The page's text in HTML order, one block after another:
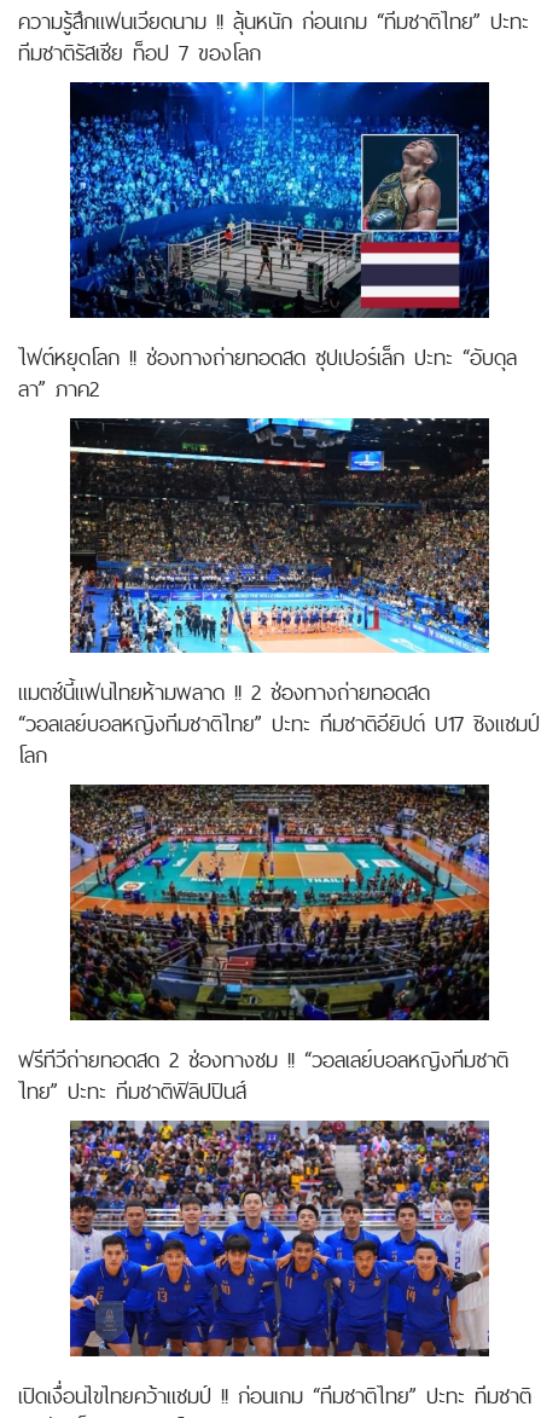
ความรู้สึกแฟนเวียดนาม !! ลุ้นหนัก ก่อนเกม “ทีมชาติไทย” ปะทะ
ทีมชาติรัสเซีย ท็อป 7 ของโลก
ไฟต์หยุดโลก !! ช่องทางถ่ายทอดสด ซุปเปอร์เล็ก ปะทะ “อับดุล
ลา” ภาค2
แมตช์นี้แฟนไทยห้ามพลาด !! 2 ช่องทางถ่ายทอดสด
“วอลเลย์บอลหญิงทีมชาติไทย” ปะทะ ทีมชาติอียิปต์ U17 ชิงแชมป์
โลก
ฟรีทีวีถ่ายทอดสด 2 ช่องทางชม !! “วอลเลย์บอลหญิงทีมชาติ
ไทย” ปะทะ ทีมชาติฟิลิปปินส์
เปิดเงื่อนไขไทยคว้าแชมป์ !! ก่อนเกม “ทีมชาติไทย” ปะทะ ทีมชาติ